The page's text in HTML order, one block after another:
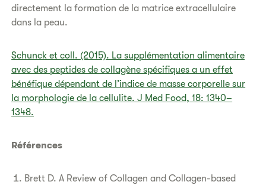
directement la formation de la matrice extracellulaire
dans la peau.
Schunck et coll. (2015). La supplémentation alimentaire
avec des peptides de collagène spécifiques a un effet
bénéfique dépendant de l’indice de masse corporelle sur
la morphologie de la cellulite. J Med Food, 18: 1340–
1348.
Références
Brett D. A Review of Collagen and Collagen-based